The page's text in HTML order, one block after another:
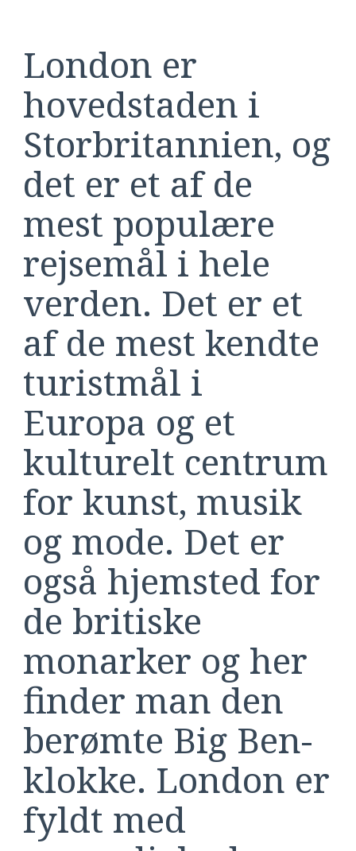
London er
hovedstaden i
Storbritannien, og
det er et af de
mest populære
rejsemål i hele
verden. Det er et
af de mest kendte
turistmål i
Europa og et
kulturelt centrum
for kunst, musik
og mode. Det er
også hjemsted for
de britiske
monarker og her
finder man den
berømte Big Ben-
klokke. London er
fyldt med